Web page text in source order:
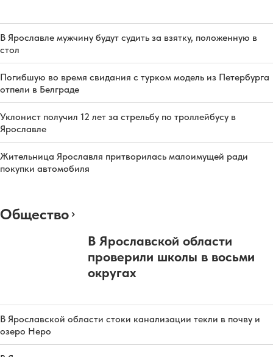
В Ярославле мужчину будут судить за взятку, положенную в
стол
Погибшую во время свидания с турком модель из Петербурга
отпели в Белграде
Уклонист получил 12 лет за стрельбу по троллейбусу в
Ярославле
Жительница Ярославля притворилась малоимущей ради
покупки автомобиля
Общество
В Ярославской области
проверили школы в восьми
округах
В Ярославской области стоки канализации текли в почву и
озеро Неро